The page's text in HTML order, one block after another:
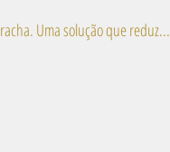
O batente regulável se ajusta ao tamanho da parede. O batente MAPAF também pode vir com o amortecedor de borracha. Uma solução que reduz...